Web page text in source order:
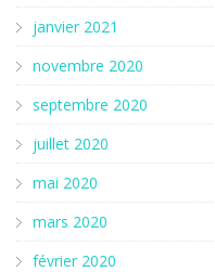
janvier 2021
novembre 2020
septembre 2020
juillet 2020
mai 2020
mars 2020
février 2020